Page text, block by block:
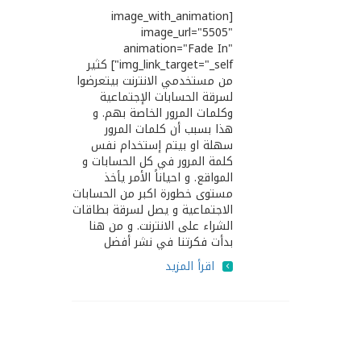
[image_with_animation
image_url="5505"
animation="Fade In"
img_link_target="_self"] كثير
من مستخدمي اﻻنترنت بيتعرضوا
لسرقة الحسابات الإجتماعية
وكلمات المرور الخاصة بهم. و
هذا بسبب أن كلمات المرور
سهلة او بيتم إستخدام نفس
كلمة المرور في كل الحسابات و
المواقع. و احياناً الأمر يأخذ
مستوى خطورة اكبر من الحسابات
اﻻجتماعية و يصل لسرقة بطاقات
الشراء على اﻻنترنت. و من هنا
بدأت فكرتنا في نشر أفضل
اقرأ المزيد